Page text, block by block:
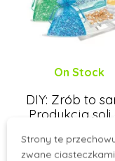
On Stock
DIY: Zrób to
Produkcja soli
71 zł
Strony te
zwane